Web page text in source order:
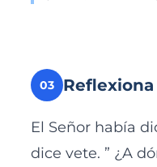
03 Reflexiona
El Señor había
dice vete. ” ¿A